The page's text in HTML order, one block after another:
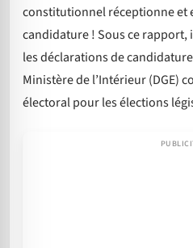
constitutionnel réceptionne et
candidature ! Sous ce
les déclarations de
Ministère de l’Intérieur (DGE)
électoral pour les élections